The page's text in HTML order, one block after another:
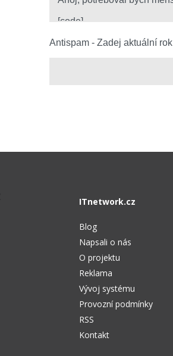
Antispam - Zadej aktuální rok
ITnetwork.cz
Blog
Napsali o nás
O projektu
Reklama
Vývoj systému
Provozní podmínky
RSS
Kontakt